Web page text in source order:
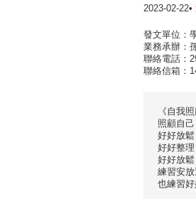
2023-02-22•
發文單位：
業務承辦：
聯絡電話：
聯絡信箱：
《自我照
照顧自
好好放
好好整
好好放
練習安
也練習好